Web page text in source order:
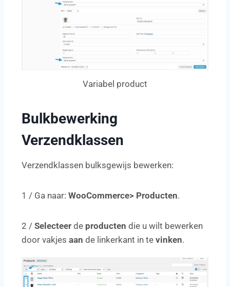
Variabel product
Bulkbewerking
Verzendklassen
Verzendklassen bulksgewijs bewerken:
1 / Ga naar: WooCommerce> Producten.
2 / Selecteer de producten die u wilt bewerken
door vakjes aan de linkerkant in te vinken.